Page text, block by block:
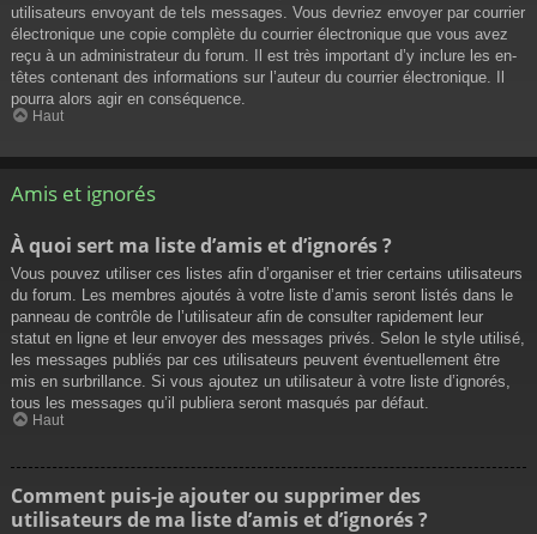
utilisateurs envoyant de tels messages. Vous devriez envoyer par courrier
électronique une copie complète du courrier électronique que vous avez
reçu à un administrateur du forum. Il est très important d’y inclure les en-
têtes contenant des informations sur l’auteur du courrier électronique. Il
pourra alors agir en conséquence.
Haut
Amis et ignorés
À quoi sert ma liste d’amis et d’ignorés ?
Vous pouvez utiliser ces listes afin d’organiser et trier certains utilisateurs
du forum. Les membres ajoutés à votre liste d’amis seront listés dans le
panneau de contrôle de l’utilisateur afin de consulter rapidement leur
statut en ligne et leur envoyer des messages privés. Selon le style utilisé,
les messages publiés par ces utilisateurs peuvent éventuellement être
mis en surbrillance. Si vous ajoutez un utilisateur à votre liste d’ignorés,
tous les messages qu’il publiera seront masqués par défaut.
Haut
Comment puis-je ajouter ou supprimer des
utilisateurs de ma liste d’amis et d’ignorés ?